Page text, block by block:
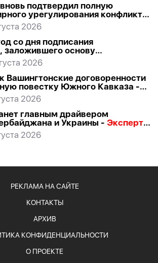
подтвердил полную
урегулирования конфликта
2026
со дня подписания
основу
партнерства Азербайджана и
2026
Вашингтонские договоренности
повестку Южного Кавказа -
2026
главным драйвером
и Украины - Эксперт о
в Киев
2026
РЕКЛАМА НА САЙТЕ
КОНТАКТЫ
АРХИВ
КОНФИДЕНЦИАЛЬНОСТИ
О ПРОЕКТЕ